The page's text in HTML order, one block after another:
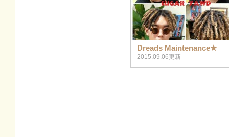
Dreads Maintenance★
2015.09.06更新